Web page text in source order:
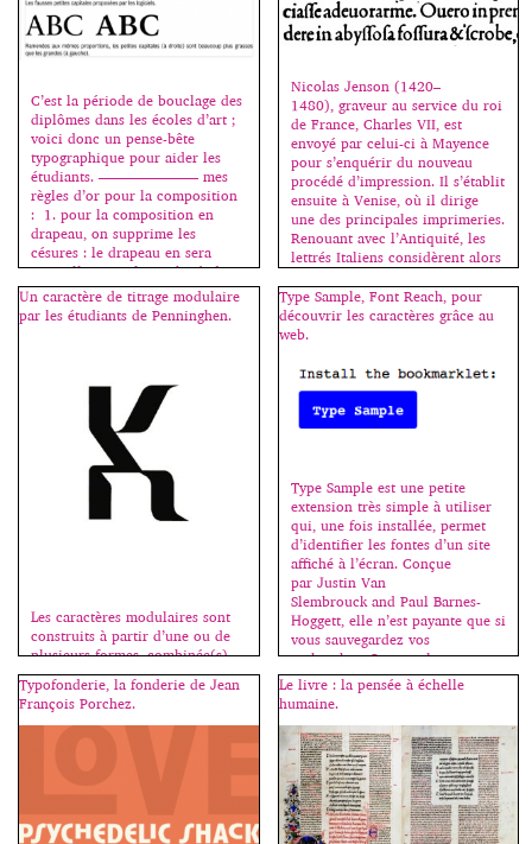
C’est la période de bouclage des
diplômes dans les écoles d’art ;
voici donc un pense-bête
typographique pour aider les
étudiants. ——————— mes
règles d’or pour la composition
: 1. pour la composition en
drapeau, on supprime les
césures : le drapeau en sera
naturellement plus rythmé, donc
plus beau. On essaie au
maximum de faire […]
Nicolas Jenson (1420–
1480), graveur au service du roi
de France, Charles VII, est
envoyé par celui-ci à Mayence
pour s’enquérir du nouveau
procédé d’impression. Il s’établit
ensuite à Venise, où il dirige
une des principales imprimeries.
Renouant avec l’Antiquité, les
lettrés Italiens considèrent alors
les lettres lapidaires romaines
comme le dessin idéal des
capitales; la minuscule
carolingienne, influencée par les
Un caractère de titrage modulaire
par les étudiants de Penninghen.
Les caractères modulaires sont
construits à partir d’une ou de
plusieurs formes, combinée(s)
de façon à recréer tous les
signes de l’alphabet. Ce sont des
titrages (voir l’article à ce sujet
ici.) Les étudiants(es) imaginent
mélangées) […]
Type Sample, Font Reach, pour
découvrir les caractères grâce au
web.
Type Sample est une petite
extension très simple à utiliser
qui, une fois installée, permet
d’identifier les fontes d’un site
affiché à l’écran. Conçue
par Justin Van
Slembrouck and Paul Barnes-
Hoggett, elle n’est payante que si
vous sauvegardez vos
recherches. On peut la
télécharger ici
: www.typesample.com.
[…]
Typofonderie, la fonderie de Jean
François Porchez.
Le livre : la pensée à échelle
humaine.